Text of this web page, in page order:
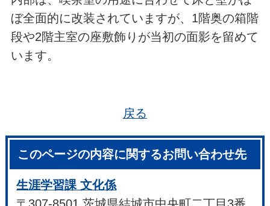
ぼ全面的に改装されていますが、1階奥の箱階
段や2階主室の座敷飾りが当初の面影を留めて
います。
戻る
このページの内容に関するお問い合わせ先
生涯学習課 文化係